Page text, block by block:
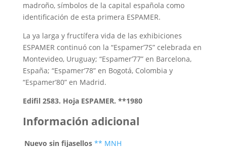
madroño, símbolos de la capital española como
identificación de esta primera ESPAMER.
La ya larga y fructífera vida de las exhibiciones
ESPAMER continuó con la “Espamer’7S” celebrada en
Montevideo, Uruguay; “Espamer’77” en Barcelona,
España; “Espamer’78” en Bogotá, Colombia y
“Espamer’80” en Madrid.
Edifil 2583. Hoja ESPAMER. **1980
Información adicional
Nuevo sin fijasellos ** MNH